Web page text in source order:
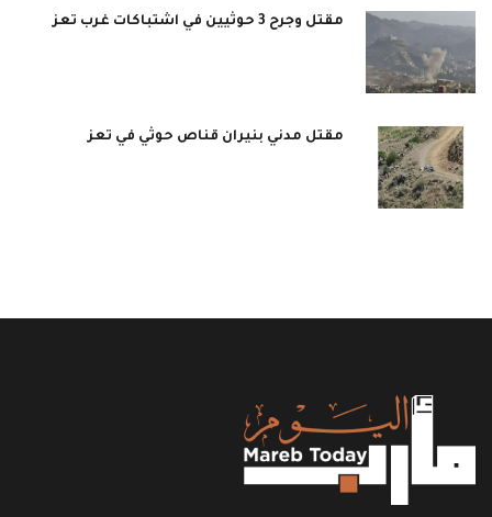
مقتل وجرح 3 حوثيين في اشتباكات غرب تعز
مقتل مدني بنيران قناص حوثي في تعز